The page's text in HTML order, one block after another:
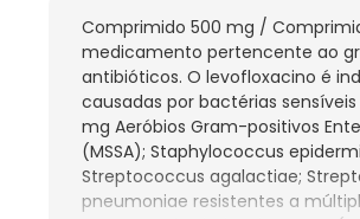
Comprimido 500 mg /
medicamento pertencente ao
antibióticos. O levofloxacino é
causadas por bactérias
mg Aeróbios Gram-positivos
(MSSA); Staphylococcus
Streptococcus agalactiae;
pneumoniae resistentes a